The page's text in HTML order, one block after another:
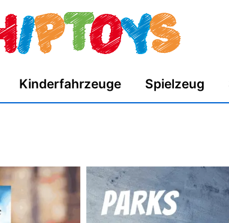
Kinderfahrzeuge Spielzeug